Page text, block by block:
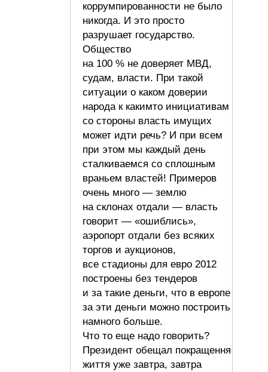
коррумпированности не было
никогда. И это просто
разрушает государство.
Общество
на 100 % не доверяет МВД,
судам, власти. При такой
ситуации о каком доверии
народа к какимто инициативам
со стороны власть имущих
может идти речь? И при всем
при этом мы каждый день
сталкиваемся со сплошным
враньем властей! Примеров
очень много — землю
на склонах отдали — власть
говорит — «ошиблись»,
аэропорт отдали без всяких
торгов и аукционов,
все стадионы для евро 2012
построены без тендеров
и за такие деньги, что в европе
за эти деньги можно построить
намного больше.
Что то еще надо говорить?
Президент обещал покращення
життя уже завтра, завтра